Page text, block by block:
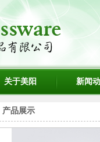
关于美阳 新闻
产品展示